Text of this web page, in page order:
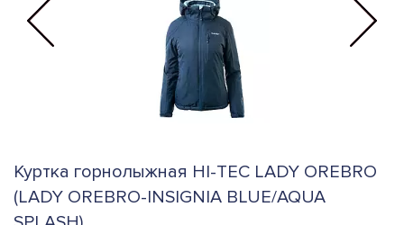
Куртка горнолыжная HI-TEC LADY OREBRO
(LADY OREBRO-INSIGNIA BLUE/AQUA